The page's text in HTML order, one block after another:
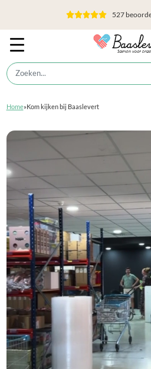
527
Home»Kom kijken bij Baaslevert